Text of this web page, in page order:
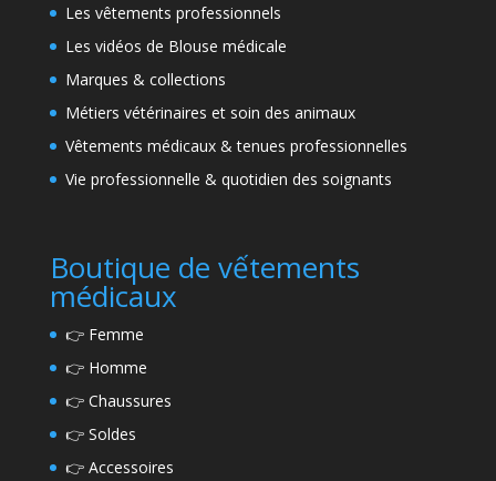
Les vêtements professionnels
Les vidéos de Blouse médicale
Marques & collections
Métiers vétérinaires et soin des animaux
Vêtements médicaux & tenues professionnelles
Vie professionnelle & quotidien des soignants
Boutique de vếtements
médicaux
👉 Femme
👉 Homme
👉 Chaussures
👉 Soldes
👉 Accessoires